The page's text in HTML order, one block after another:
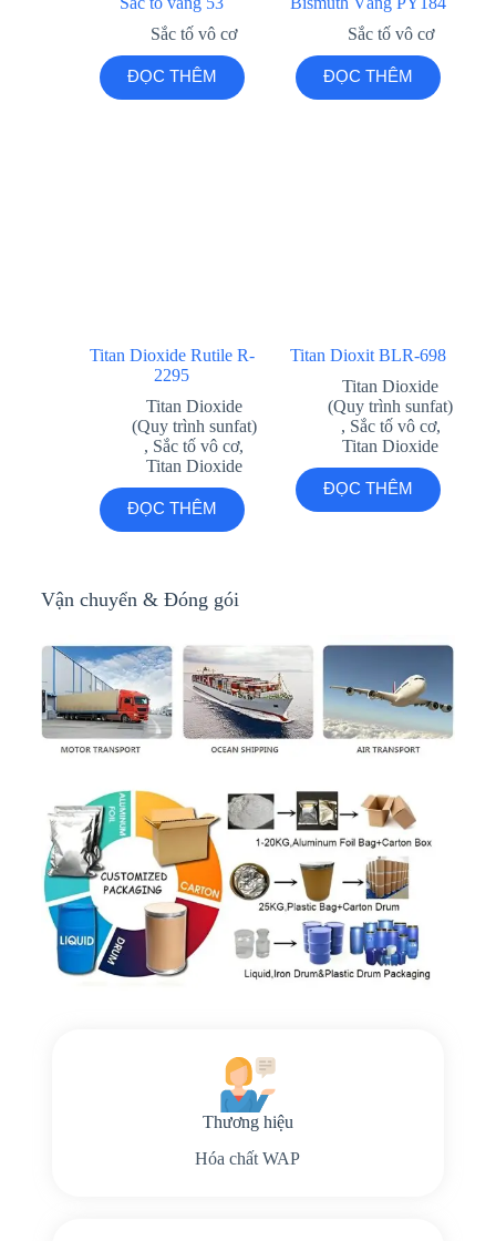
Sắc tố vô cơ
ĐỌC THÊM
Sắc tố vô cơ
ĐỌC THÊM
Titan Dioxide Rutile R-
2295
Titan Dioxide
(Quy trình sunfat)
, Sắc tố vô cơ,
Titan Dioxide
ĐỌC THÊM
Titan Dioxit BLR-698
Titan Dioxide
(Quy trình sunfat)
, Sắc tố vô cơ,
Titan Dioxide
ĐỌC THÊM
Vận chuyển & Đóng gói
Thương hiệu
Hóa chất WAP